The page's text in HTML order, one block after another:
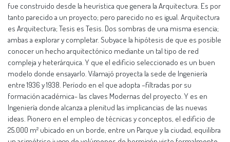
fue construido desde la heurística que genera la Arquitectura. Es por
tanto parecido a un proyecto; pero parecido no es igual. Arquitectura
es Arquitectura; Tesis es Tesis. Dos sombras de una misma esencia;
ambas a explorar y completar. Subyace la hipótesis de que es posible
conocer un hecho arquitectónico mediante un tal tipo de red
compleja y heterárquica. Y que el edificio seleccionado es un buen
modelo donde ensayarlo. Vilamajó proyecta la sede de Ingeniería
entre 1936 y 1938. Período en el que adopta –filtradas por su
formación académica- las claves Modernas del proyecto. Y es en
Ingeniería donde alcanza a plenitud las implicancias de las nuevas
ideas. Pionero en el empleo de técnicas y conceptos, el edificio de
25.000 m² ubicado en un borde, entre un Parque y la ciudad, equilibra